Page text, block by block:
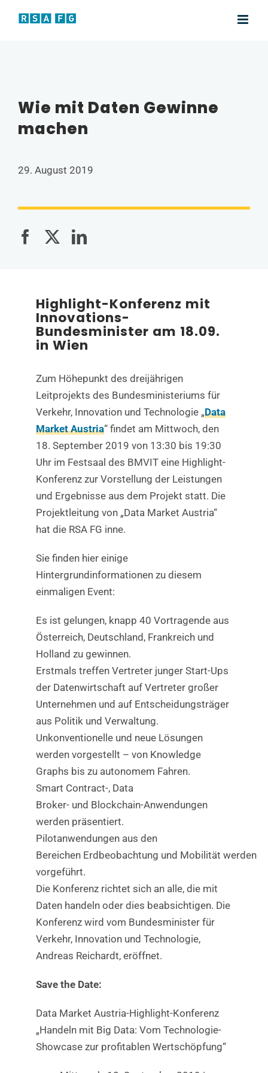
Inhalt
Wie mit Daten Gewinne
machen
29. August 2019
Highlight-Konferenz mit
Innovations-
Bundesminister am 18.09.
in Wien
Zum Höhepunkt des dreijährigen
Leitprojekts des Bundesministeriums für
Verkehr, Innovation und Technologie „Data
Market Austria“ findet am Mittwoch, den
18. September 2019 von 13:30 bis 19:30
Uhr im Festsaal des BMVIT eine Highlight-
Konferenz zur Vorstellung der Leistungen
und Ergebnisse aus dem Projekt statt. Die
Projektleitung von „Data Market Austria“
hat die RSA FG inne.
Sie finden hier einige
Hintergrundinformationen zu diesem
einmaligen Event:
Es ist gelungen, knapp 40 Vortragende aus
Österreich, Deutschland, Frankreich und
Holland zu gewinnen.
Erstmals treffen Vertreter junger Start-Ups
der Datenwirtschaft auf Vertreter großer
Unternehmen und auf Entscheidungsträger
aus Politik und Verwaltung.
Unkonventionelle und neue Lösungen
werden vorgestellt – von Knowledge
Graphs bis zu autonomem Fahren.
Smart Contract-, Data
Broker- und Blockchain-Anwendungen
werden präsentiert.
Pilotanwendungen aus den
Bereichen Erdbeobachtung und Mobilität werden
vorgeführt.
Die Konferenz richtet sich an alle, die mit
Daten handeln oder dies beabsichtigen. Die
Konferenz wird vom Bundesminister für
Verkehr, Innovation und Technologie,
Andreas Reichardt, eröffnet.
Save the Date:
Data Market Austria-Highlight-Konferenz
„Handeln mit Big Data: Vom Technologie-
Showcase zur profitablen Wertschöpfung“